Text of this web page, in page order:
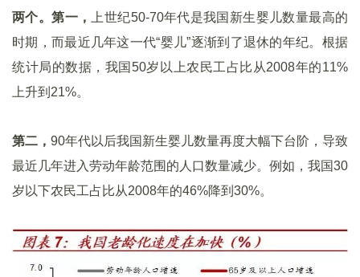
两个。第一，
上世纪50-70年代是我国新生婴儿数量最高的
时期，而最近几年这一代“婴儿”逐渐到了退休的年纪。根据
统计局的数据，我国50岁以上农民工占比从2008年的11%
上升到21%。
第二， 90年代以后我国新生婴儿数量再度大幅下台阶，导致
最近几年进入劳动年龄范围的人口数量减少。例如，我国30
岁以下农民工占比从2008年的46%降到30%。